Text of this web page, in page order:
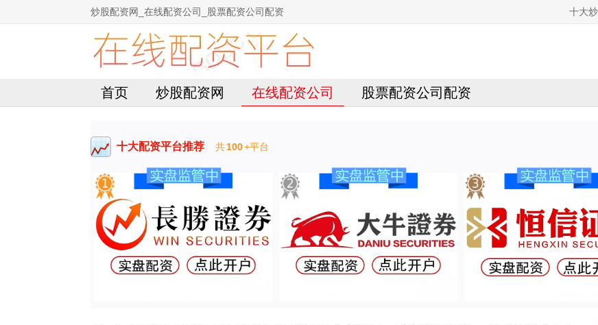
炒股配资网_在线配资公司_股票配资公司配资 十大
首页 炒股配资网 在线配资公司 股票配资公司配资
十大配资平台推荐 共100+平台